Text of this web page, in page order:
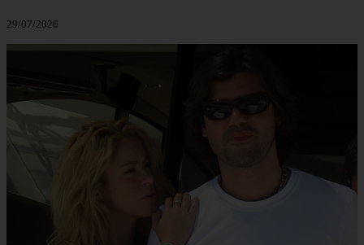
29/07/2026